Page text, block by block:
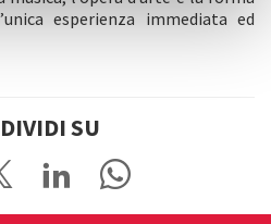
esperienza immediata ed
SU